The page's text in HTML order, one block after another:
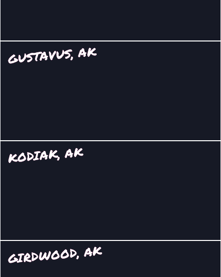
GUSTAVUS, AK
KODIAK, AK
GIRDWOOD, AK